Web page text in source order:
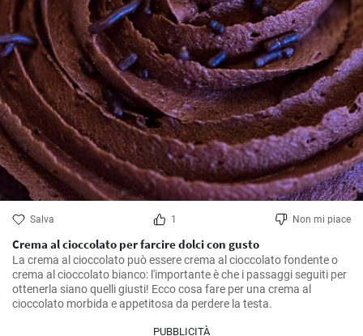
Salva 1 Non mi piace
Crema al cioccolato per farcire dolci con gusto
La crema al cioccolato può essere crema al cioccolato fondente o
crema al cioccolato bianco: l'importante è che i passaggi seguiti per
ottenerla siano quelli giusti! Ecco cosa fare per una crema al
cioccolato morbida e appetitosa da perdere la testa.
PUBBLICITÀ